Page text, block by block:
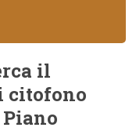
il
citofono